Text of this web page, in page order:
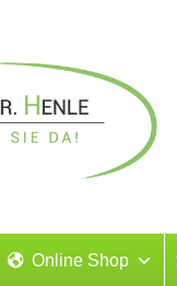
Online Shop